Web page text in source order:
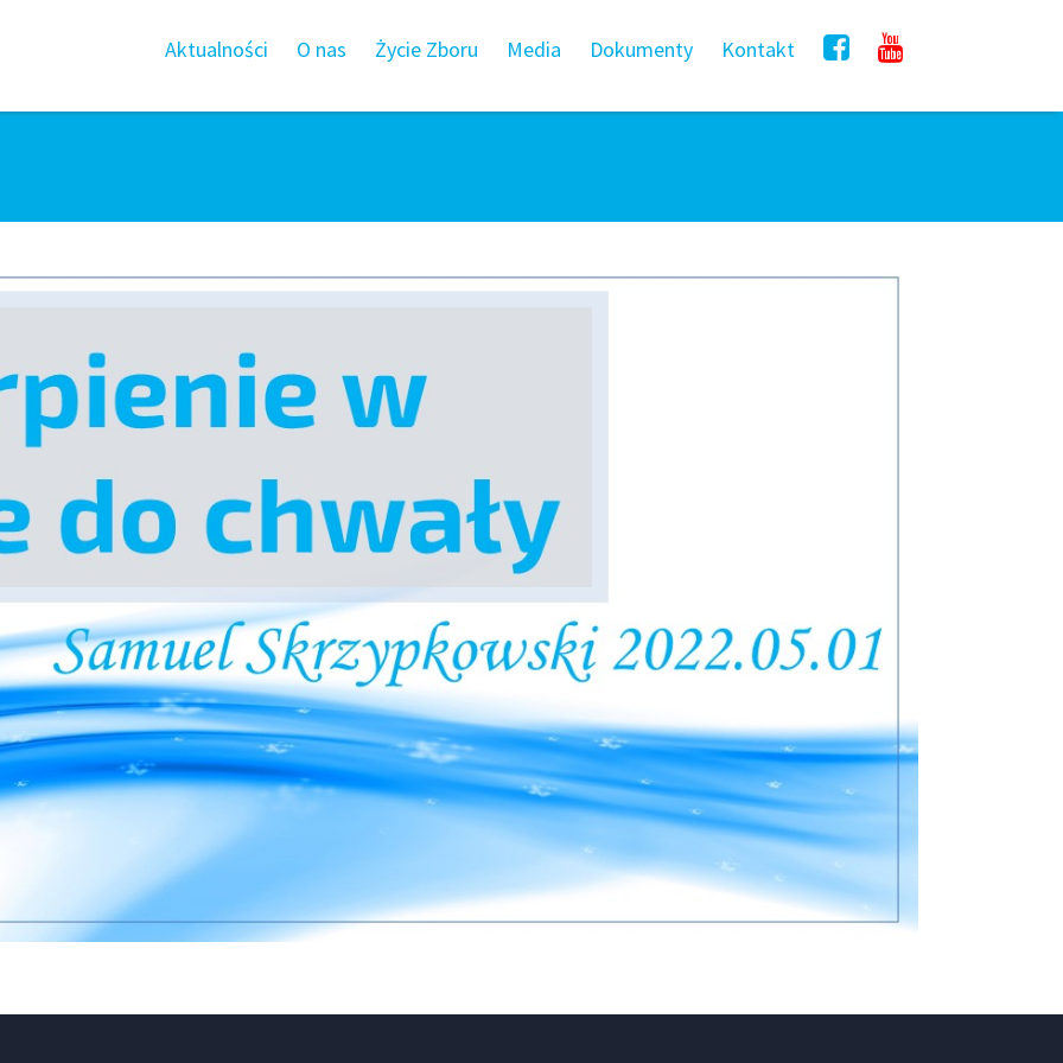
Aktualności O nas Życie Zboru Media Dokumenty Kontakt